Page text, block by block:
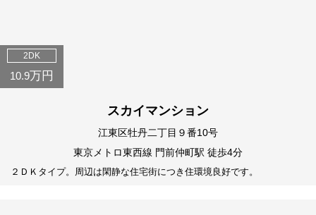
2DK
10.9万円
スカイマンション
江東区牡丹二丁目９番10号
東京メトロ東西線 門前仲町駅 徒歩4分
２ＤＫタイプ。周辺は閑静な住宅街につき住環境良好です。